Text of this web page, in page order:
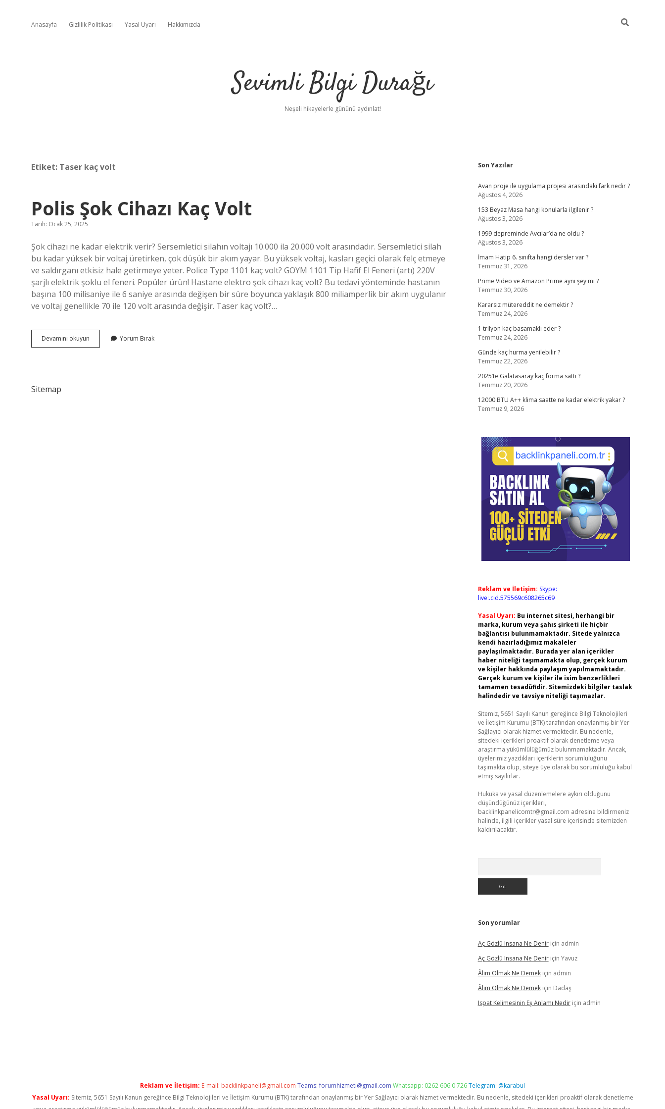
Anasayfa Gizlilik Politikası Yasal Uyarı Hakkımızda
Sevimli Bilgi Durağı
Neşeli hikayelerle gününü aydınlat!
Etiket: Taser kaç volt
Polis Şok Cihazı Kaç Volt
Tarih: Ocak 25, 2025
Şok cihazı ne kadar elektrik verir? Sersemletici silahın voltajı 10.000 ila 20.000 volt arasındadır. Sersemletici silah
bu kadar yüksek bir voltaj üretirken, çok düşük bir akım yayar. Bu yüksek voltaj, kasları geçici olarak felç etmeye
ve saldırganı etkisiz hale getirmeye yeter. Police Type 1101 kaç volt? GOYM 1101 Tip Hafif El Feneri (artı) 220V
şarjlı elektrik şoklu el feneri. Popüler ürün! Hastane elektro şok cihazı kaç volt? Bu tedavi yönteminde hastanın
başına 100 milisaniye ile 6 saniye arasında değişen bir süre boyunca yaklaşık 800 miliamperlik bir akım uygulanır
ve voltaj genellikle 70 ile 120 volt arasında değişir. Taser kaç volt?…
Devamını okuyun
Şok
Yorum Bırak
Sitemap
Sidebar
Son Yazılar
Avan proje ile uygulama projesi arasındaki fark nedir ?
Ağustos 4, 2026
153 Beyaz Masa hangi konularla ilgilenir ?
Ağustos 3, 2026
1999 depreminde Avcılar’da ne oldu ?
Ağustos 3, 2026
İmam Hatip 6. sınıfta hangi dersler var ?
Temmuz 31, 2026
Prime Video ve Amazon Prime aynı şey mi ?
Temmuz 30, 2026
Kararsız mütereddit ne demektir ?
Temmuz 24, 2026
1 trilyon kaç basamaklı eder ?
Temmuz 24, 2026
Günde kaç hurma yenilebilir ?
Temmuz 22, 2026
2025’te Galatasaray kaç forma sattı ?
Temmuz 20, 2026
12000 BTU A++ klima saatte ne kadar elektrik yakar ?
Temmuz 9, 2026
Reklam ve İletişim: Skype:
live:.cid.575569c608265c69
Yasal Uyarı: Bu internet sitesi, herhangi bir
marka, kurum veya şahıs şirketi ile hiçbir
bağlantısı bulunmamaktadır. Sitede yalnızca
kendi hazırladığımız makaleler
paylaşılmaktadır. Burada yer alan içerikler
haber niteliği taşımamakta olup, gerçek kurum
ve kişiler hakkında paylaşım yapılmamaktadır.
Gerçek kurum ve kişiler ile isim benzerlikleri
tamamen tesadüfidir. Sitemizdeki bilgiler taslak
halindedir ve tavsiye niteliği taşımazlar.
Sitemiz, 5651 Sayılı Kanun gereğince Bilgi Teknolojileri
ve İletişim Kurumu (BTK) tarafından onaylanmış bir Yer
Sağlayıcı olarak hizmet vermektedir. Bu nedenle,
sitedeki içerikleri proaktif olarak denetleme veya
araştırma yükümlülüğümüz bulunmamaktadır. Ancak,
üyelerimiz yazdıkları içeriklerin sorumluluğunu
taşımakta olup, siteye üye olarak bu sorumluluğu kabul
etmiş sayılırlar.
Hukuka ve yasal düzenlemelere aykırı olduğunu
düşündüğünüz içerikleri,
backlinkpanelicomtr@gmail.com adresine bildirmeniz
halinde, ilgili içerikler yasal süre içerisinde sitemizden
kaldırılacaktır.
Son yorumlar
Aç Gözlü Insana Ne Deniriçin admin
Aç Gözlü Insana Ne Deniriçin Yavuz
Âlim Olmak Ne Demekiçin admin
Âlim Olmak Ne Demekiçin Dadaş
Ispat Kelimesinin Eş Anlamı Nediriçin admin
Reklam ve İletişim: E-mail: backlinkpaneli@gmail.com Teams:forumhizmeti@gmail.com Whatsapp: 0262 606 0 726Telegram: @karabul
Yasal Uyarı: Sitemiz, 5651 Sayılı Kanun gereğince Bilgi Teknolojileri ve İletişim Kurumu (BTK) tarafından onaylanmış bir Yer Sağlayıcı olarak hizmet vermektedir. Bu nedenle, sitedeki içerikleri proaktif olarak denetleme